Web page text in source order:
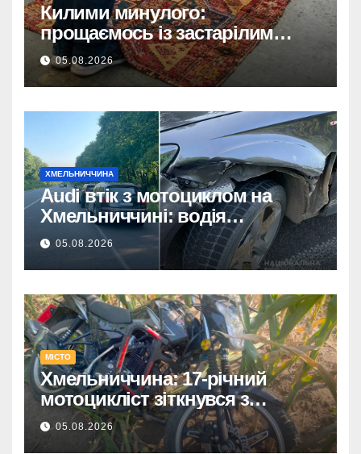
Килими минулого:
прощаємось із застарілим
покриттям та обираємо тренди
сучасних інтер’єрів
05.08.2026
ХМЕЛЬНИЧЧИНА
Audi втік з мотоциклом на
Хмельниччині: водія
затримано.
05.08.2026
МІСТО
Хмельниччина: 17-річний
мотоцикліст зіткнувся з
КАМАЗом – є постраждалий.
05.08.2026